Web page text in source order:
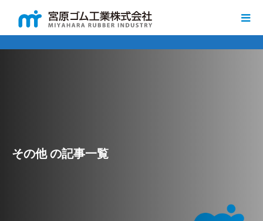
その他 の記事一覧